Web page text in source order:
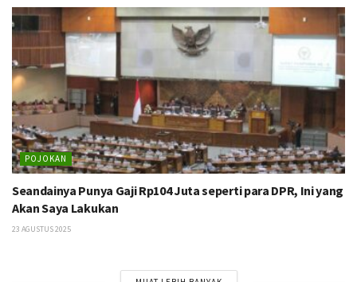
POJOKAN
Seandainya Punya Gaji Rp104 Juta seperti para DPR, Ini yang
Akan Saya Lakukan
23 AGUSTUS 2025